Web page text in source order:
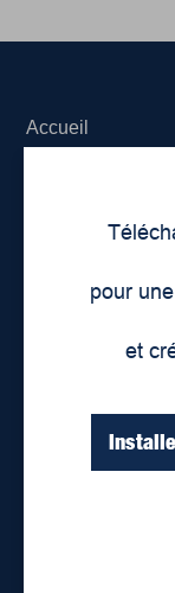
pour
et
Accueil
Déontologie et
Devenir
Lieux de
Nous joindre
Parutions